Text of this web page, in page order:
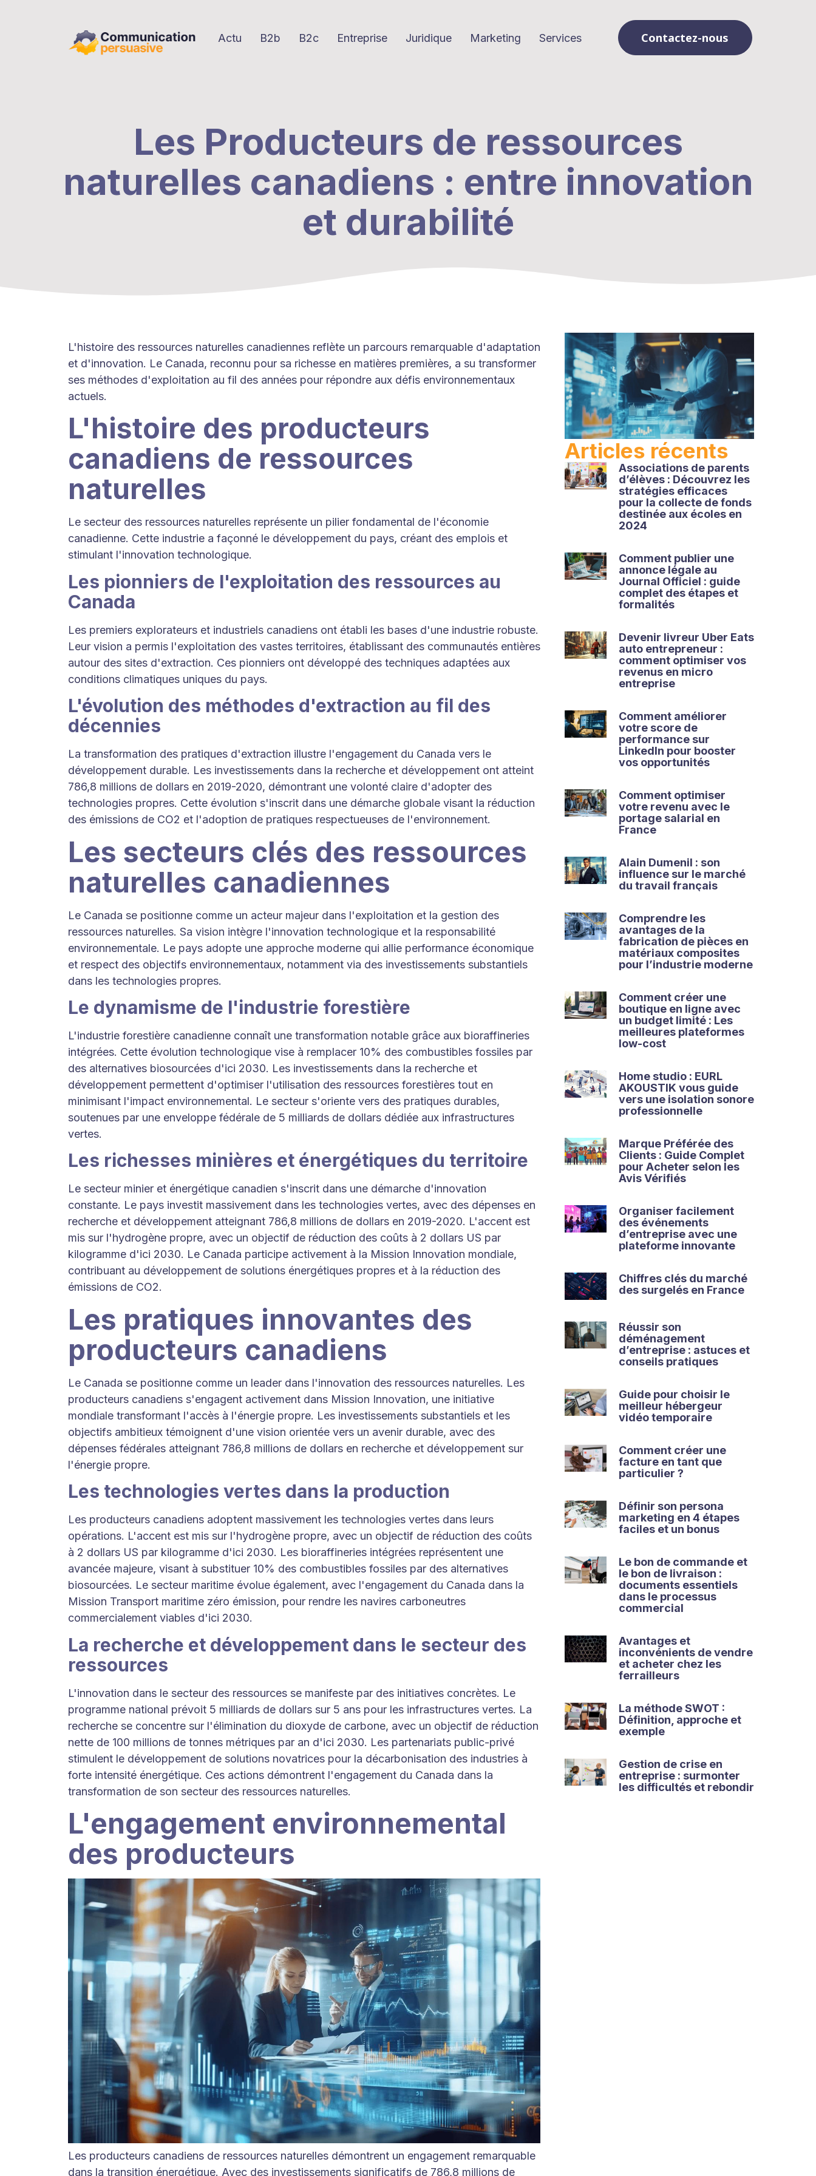
Actu B2b B2c Entreprise Juridique Marketing Services Contactez-nous
Les Producteurs de ressources
naturelles canadiens : entre innovation
et durabilité
L'histoire des ressources naturelles canadiennes reflète un parcours remarquable d'adaptation
et d'innovation. Le Canada, reconnu pour sa richesse en matières premières, a su transformer
ses méthodes d'exploitation au fil des années pour répondre aux défis environnementaux
actuels.
L'histoire des producteurs
canadiens de ressources
naturelles
Le secteur des ressources naturelles représente un pilier fondamental de l'économie
canadienne. Cette industrie a façonné le développement du pays, créant des emplois et
stimulant l'innovation technologique.
Les pionniers de l'exploitation des ressources au
Canada
Les premiers explorateurs et industriels canadiens ont établi les bases d'une industrie robuste.
Leur vision a permis l'exploitation des vastes territoires, établissant des communautés entières
autour des sites d'extraction. Ces pionniers ont développé des techniques adaptées aux
conditions climatiques uniques du pays.
L'évolution des méthodes d'extraction au fil des
décennies
La transformation des pratiques d'extraction illustre l'engagement du Canada vers le
développement durable. Les investissements dans la recherche et développement ont atteint
786,8 millions de dollars en 2019-2020, démontrant une volonté claire d'adopter des
technologies propres. Cette évolution s'inscrit dans une démarche globale visant la réduction
des émissions de CO2 et l'adoption de pratiques respectueuses de l'environnement.
Les secteurs clés des ressources
naturelles canadiennes
Le Canada se positionne comme un acteur majeur dans l'exploitation et la gestion des
ressources naturelles. Sa vision intègre l'innovation technologique et la responsabilité
environnementale. Le pays adopte une approche moderne qui allie performance économique
et respect des objectifs environnementaux, notamment via des investissements substantiels
dans les technologies propres.
Le dynamisme de l'industrie forestière
L'industrie forestière canadienne connaît une transformation notable grâce aux bioraffineries
intégrées. Cette évolution technologique vise à remplacer 10% des combustibles fossiles par
des alternatives biosourcées d'ici 2030. Les investissements dans la recherche et
développement permettent d'optimiser l'utilisation des ressources forestières tout en
minimisant l'impact environnemental. Le secteur s'oriente vers des pratiques durables,
soutenues par une enveloppe fédérale de 5 milliards de dollars dédiée aux infrastructures
vertes.
Les richesses minières et énergétiques du territoire
Le secteur minier et énergétique canadien s'inscrit dans une démarche d'innovation
constante. Le pays investit massivement dans les technologies vertes, avec des dépenses en
recherche et développement atteignant 786,8 millions de dollars en 2019-2020. L'accent est
mis sur l'hydrogène propre, avec un objectif de réduction des coûts à 2 dollars US par
kilogramme d'ici 2030. Le Canada participe activement à la Mission Innovation mondiale,
contribuant au développement de solutions énergétiques propres et à la réduction des
émissions de CO2.
Les pratiques innovantes des
producteurs canadiens
Le Canada se positionne comme un leader dans l'innovation des ressources naturelles. Les
producteurs canadiens s'engagent activement dans Mission Innovation, une initiative
mondiale transformant l'accès à l'énergie propre. Les investissements substantiels et les
objectifs ambitieux témoignent d'une vision orientée vers un avenir durable, avec des
dépenses fédérales atteignant 786,8 millions de dollars en recherche et développement sur
l'énergie propre.
Les technologies vertes dans la production
Les producteurs canadiens adoptent massivement les technologies vertes dans leurs
opérations. L'accent est mis sur l'hydrogène propre, avec un objectif de réduction des coûts
à 2 dollars US par kilogramme d'ici 2030. Les bioraffineries intégrées représentent une
avancée majeure, visant à substituer 10% des combustibles fossiles par des alternatives
biosourcées. Le secteur maritime évolue également, avec l'engagement du Canada dans la
Mission Transport maritime zéro émission, pour rendre les navires carboneutres
commercialement viables d'ici 2030.
La recherche et développement dans le secteur des
ressources
L'innovation dans le secteur des ressources se manifeste par des initiatives concrètes. Le
programme national prévoit 5 milliards de dollars sur 5 ans pour les infrastructures vertes. La
recherche se concentre sur l'élimination du dioxyde de carbone, avec un objectif de réduction
nette de 100 millions de tonnes métriques par an d'ici 2030. Les partenariats public-privé
stimulent le développement de solutions novatrices pour la décarbonisation des industries à
forte intensité énergétique. Ces actions démontrent l'engagement du Canada dans la
transformation de son secteur des ressources naturelles.
L'engagement environnemental
des producteurs
Les producteurs canadiens de ressources naturelles démontrent un engagement remarquable
dans la transition énergétique. Avec des investissements significatifs de 786,8 millions de
Articles récents
Associations de parents
d’élèves : Découvrez les
stratégies efficaces
pour la collecte de fonds
destinée aux écoles en
2024
Comment publier une
annonce légale au
Journal Officiel : guide
complet des étapes et
formalités
Devenir livreur Uber Eats
auto entrepreneur :
comment optimiser vos
revenus en micro
entreprise
Comment améliorer
votre score de
performance sur
LinkedIn pour booster
vos opportunités
Comment optimiser
votre revenu avec le
portage salarial en
France
Alain Dumenil : son
influence sur le marché
du travail français
Comprendre les
avantages de la
fabrication de pièces en
matériaux composites
pour l’industrie moderne
Comment créer une
boutique en ligne avec
un budget limité : Les
meilleures plateformes
low-cost
Home studio : EURL
AKOUSTIK vous guide
vers une isolation sonore
professionnelle
Marque Préférée des
Clients : Guide Complet
pour Acheter selon les
Avis Vérifiés
Organiser facilement
des événements
d’entreprise avec une
plateforme innovante
Chiffres clés du marché
des surgelés en France
Réussir son
déménagement
d’entreprise : astuces et
conseils pratiques
Guide pour choisir le
meilleur hébergeur
vidéo temporaire
Comment créer une
facture en tant que
particulier ?
Définir son persona
marketing en 4 étapes
faciles et un bonus
Le bon de commande et
le bon de livraison :
documents essentiels
dans le processus
commercial
Avantages et
inconvénients de vendre
et acheter chez les
ferrailleurs
La méthode SWOT :
Définition, approche et
exemple
Gestion de crise en
entreprise : surmonter
les difficultés et rebondir